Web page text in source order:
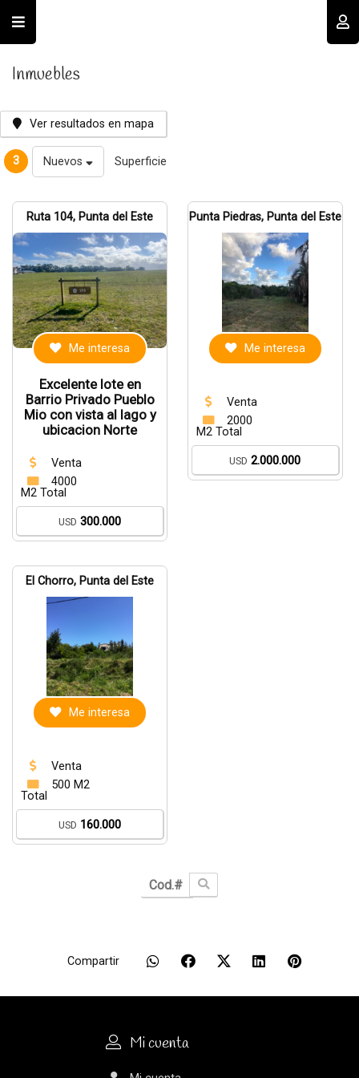
Recordar datos
INGRESAR
Olvidé mi clave Registro
Inmuebles
Ver resultados en mapa
3 Nuevos Superficie
Ruta 104, Punta del Este
Me interesa
Excelente lote en
Barrio Privado Pueblo
Mio con vista al lago y
ubicacion Norte
Venta
4000
M2 Total
USD 300.000
Punta Piedras, Punta del Este
Me interesa
Venta
2000
M2 Total
USD 2.000.000
El Chorro, Punta del Este
Me interesa
Venta
500 M2
Total
USD 160.000
Compartir
Mi cuenta